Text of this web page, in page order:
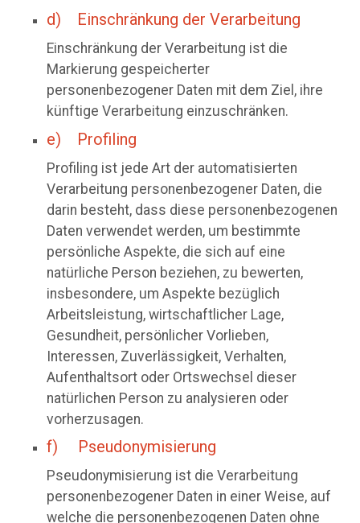
d) Einschränkung der Verarbeitung
Einschränkung der Verarbeitung ist die
Markierung gespeicherter
personenbezogener Daten mit dem Ziel, ihre
künftige Verarbeitung einzuschränken.
e) Profiling
Profiling ist jede Art der automatisierten
Verarbeitung personenbezogener Daten, die
darin besteht, dass diese personenbezogenen
Daten verwendet werden, um bestimmte
persönliche Aspekte, die sich auf eine
natürliche Person beziehen, zu bewerten,
insbesondere, um Aspekte bezüglich
Arbeitsleistung, wirtschaftlicher Lage,
Gesundheit, persönlicher Vorlieben,
Interessen, Zuverlässigkeit, Verhalten,
Aufenthaltsort oder Ortswechsel dieser
natürlichen Person zu analysieren oder
vorherzusagen.
f) Pseudonymisierung
Pseudonymisierung ist die Verarbeitung
personenbezogener Daten in einer Weise, auf
welche die personenbezogenen Daten ohne